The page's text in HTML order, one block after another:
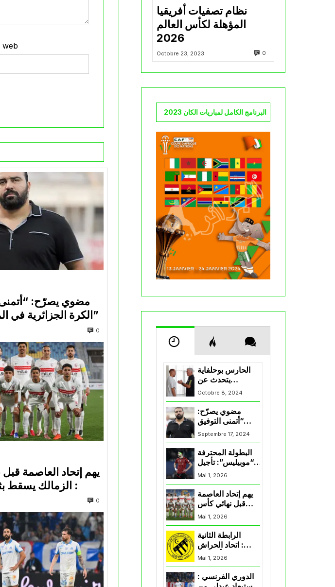
web
مضوي يصرّح: “أتمنى
الكرة الجزائرية في المسابقات القارية”
0
يهم إتحاد العاصمة
0
نظام تصفيات أفريقيا
المؤهلة لكأس العالم
2026
Octobre 23, 2023 0
البرنامج الكامل لمباريات الكان 2023
الحارس بوحلفاية
يتحدث عن
طموحاته مع
المنتخب و شباب
قسنطينة
Octobre 8, 2024
مضوي يصرّح:
“أتمنى التوفيق
لممثلي الكرة
الجزائرية في
Septembre 17, 2024
البطولة المحترفة
“موبيليس”: تأجيل
مباراة إتحاد
العاصمة وأتلتيك
بارادو
Mai 1, 2026
يهم إتحاد العاصمة
قبل نهائي كأس
اكاف : الزمالك
يسقط بثلاثية أمام
Mai 1, 2026
الرابطة الثانية
: اتحاد الحراش
يحسم التأهل إلى
“البلاي أوف”
Mai 1, 2026
الدوري الفرنسي :